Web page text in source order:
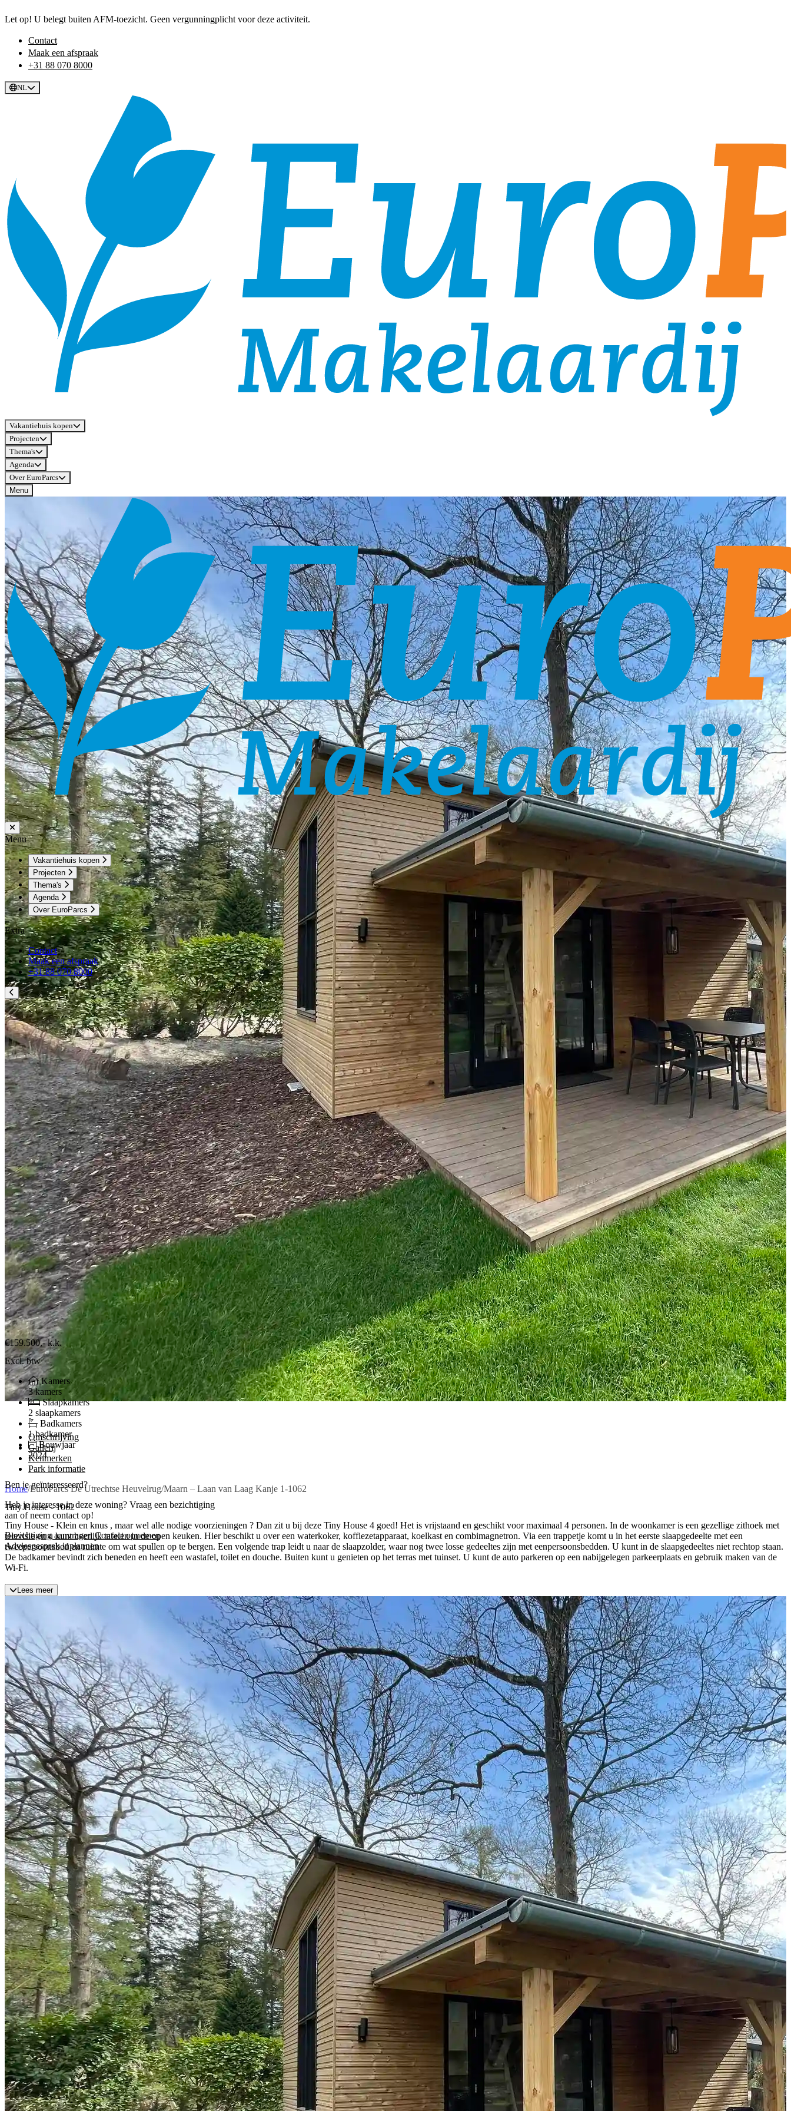
Let op! U belegt buiten AFM-toezicht. Geen vergunningplicht voor deze activiteit.
Contact
Maak een afspraak
+31 88 070 8000
NL
Vakantiehuis kopen
Projecten
Thema's
Agenda
Over EuroParcs
Menu
Menu
Vakantiehuis kopen
Projecten
Thema's
Agenda
Over EuroParcs
Extra
Contact
Maak een afspraak
+31 88 070 8000
€159.500,-k.k.
Excl. btw
Kamers
3 kamers
Slaapkamers
2 slaapkamers
Badkamers
1 badkamer
Bouwjaar
2024
Ben je geïnteresseerd?
Heb je interesse in deze woning? Vraag een bezichtiging
aan of neem contact op!
Bezichtiging aanvragenContact opnemen
Adviesgesprek inplannen
Omschrijving
Gallerij
Kenmerken
Park informatie
Home/EuroParcs De Utrechtse Heuvelrug/Maarn – Laan van Laag Kanje 1-1062
Tiny House - 1062
Tiny House - Klein en knus , maar wel alle nodige voorzieningen ? Dan zit u bij deze Tiny House 4 goed! Het is vrijstaand en geschikt voor maximaal 4 personen. In de woonkamer is een gezellige zithoek met
televisie en u kunt heerlijk tafelen in de open keuken. Hier beschikt u over een waterkoker, koffiezetapparaat, koelkast en combimagnetron. Via een trappetje komt u in het eerste slaapgedeelte met een
tweepersoonsbed en ruimte om wat spullen op te bergen. Een volgende trap leidt u naar de slaapzolder, waar nog twee losse gedeeltes zijn met eenpersoonsbedden. U kunt in de slaapgedeeltes niet rechtop staan.
De badkamer bevindt zich beneden en heeft een wastafel, toilet en douche. Buiten kunt u genieten op het terras met tuinset. U kunt de auto parkeren op een nabijgelegen parkeerplaats en gebruik maken van de
Wi-Fi.
Lees meer